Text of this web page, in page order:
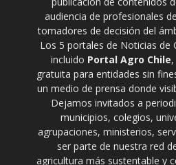
audiencia de profesionales
tomadores de decisión del
Los 5 portales de Noticias de
incluido Portal Agro Chile
gratuita para entidades sin
un medio de prensa donde
Dejamos invitados a
municipios, colegios,
agrupaciones, ministerios,
ser parte de nuestra red
agricultura más sustentable y